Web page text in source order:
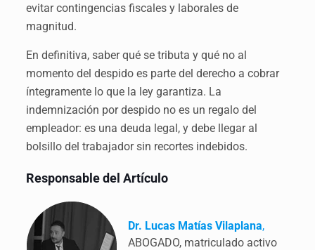
evitar contingencias fiscales y laborales de
magnitud.
En definitiva, saber qué se tributa y qué no al
momento del despido es parte del derecho a cobrar
íntegramente lo que la ley garantiza. La
indemnización por despido no es un regalo del
empleador: es una deuda legal, y debe llegar al
bolsillo del trabajador sin recortes indebidos.
Responsable del Artículo
Dr. Lucas Matías Vilaplana,
ABOGADO, matriculado activo